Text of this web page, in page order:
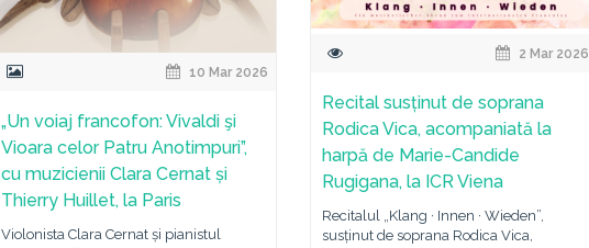
10 Mar 2026
„Un voiaj francofon: Vivaldi şi
Vioara celor Patru Anotimpuri”,
cu muzicienii Clara Cernat și
Thierry Huillet, la Paris
Violonista Clara Cernat și pianistul
2 Mar 2026
Recital susținut de soprana
Rodica Vica, acompaniată la
harpă de Marie-Candide
Rugigana, la ICR Viena
Recitalul „Klang · Innen · Wieden”,
susținut de soprana Rodica Vica,